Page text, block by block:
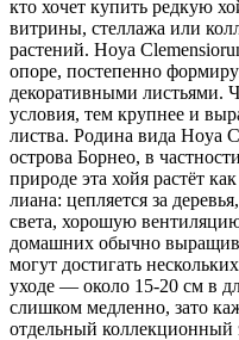
кто хочет купить редкую
витрины, стеллажа или
растений. Hoya
опоре, постепенно
декоративными листьями.
условия, тем крупнее и
листва. Родина вида Hoya
острова Борнео, в
природе эта хойя растёт
лиана: цепляется за
света, хорошую
домашних обычно
могут достигать
уходе — около 15-20 см в
слишком медленно, зато
отдельный коллекционный